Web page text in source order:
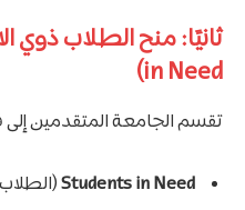
in Need)
تقسم الجامعة المتقدمين إلى
Students in Need